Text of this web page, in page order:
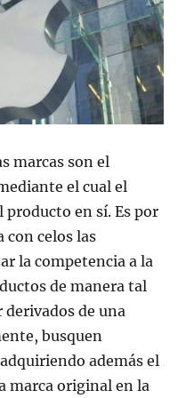
marcas son el
el cual el
producto en sí. Es por
con celos las
la competencia a la
de manera tal
de una
busquen
además el
marca original en la